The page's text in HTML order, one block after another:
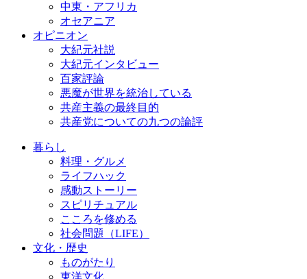
中東・アフリカ
オセアニア
オピニオン
大紀元社説
大紀元インタビュー
百家評論
悪魔が世界を統治している
共産主義の最終目的
共産党についての九つの論評
暮らし
料理・グルメ
ライフハック
感動ストーリー
スピリチュアル
こころを修める
社会問題（LIFE）
文化・歴史
ものがたり